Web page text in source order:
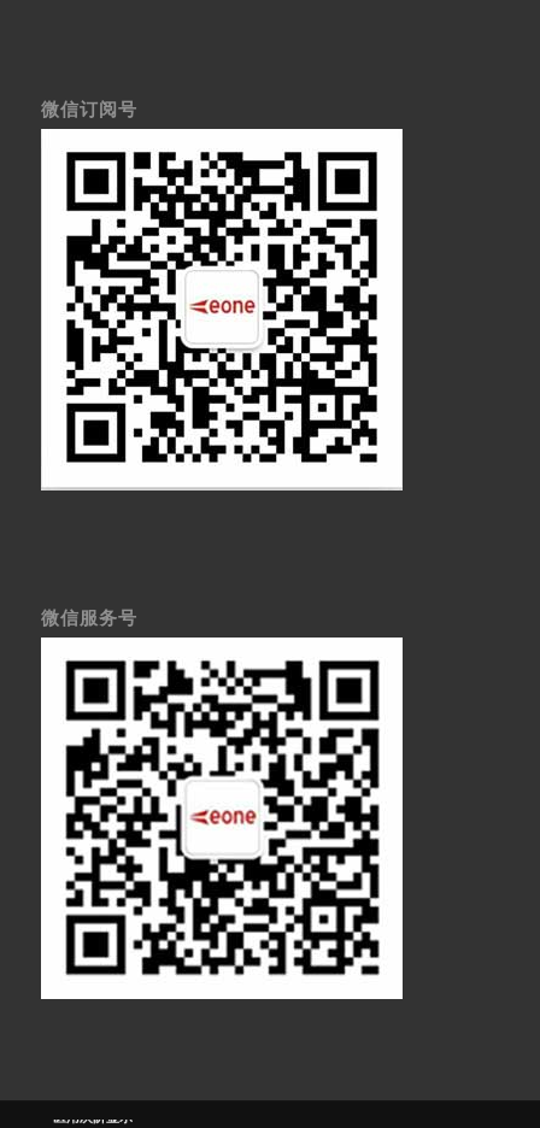
微信订阅号
微信服务号
医疗显示器
医用显示器
内窥镜监视器